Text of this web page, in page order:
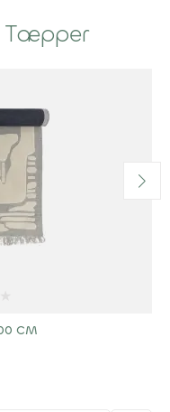
Tæpper
CM